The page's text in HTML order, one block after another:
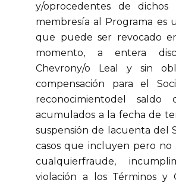
y/oprocedentes de dichos
membresía al Programa es
que puede ser revocado
momento, a entera
Chevrony/o Leal y sin
compensación para el
reconocimientodel saldo
acumulados a la fecha de
suspensión de lacuenta del
casos que incluyen pero no
cualquierfraude,
violación a los Términos y